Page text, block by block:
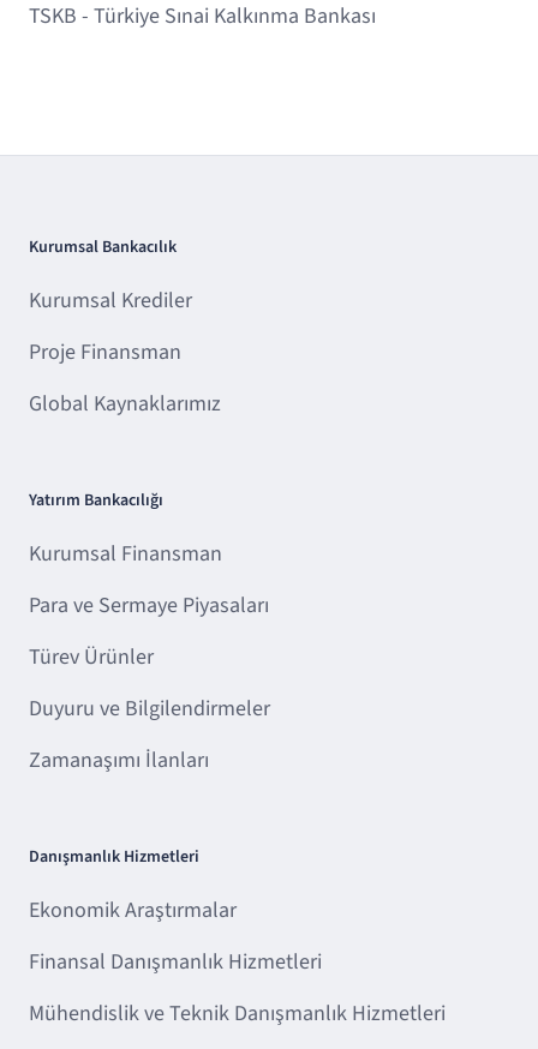
TSKB - Türkiye Sınai Kalkınma Bankası
Kurumsal Bankacılık
Kurumsal Krediler
Proje Finansman
Global Kaynaklarımız
Yatırım Bankacılığı
Kurumsal Finansman
Para ve Sermaye Piyasaları
Türev Ürünler
Duyuru ve Bilgilendirmeler
Zamanaşımı İlanları
Danışmanlık Hizmetleri
Ekonomik Araştırmalar
Finansal Danışmanlık Hizmetleri
Mühendislik ve Teknik Danışmanlık Hizmetleri